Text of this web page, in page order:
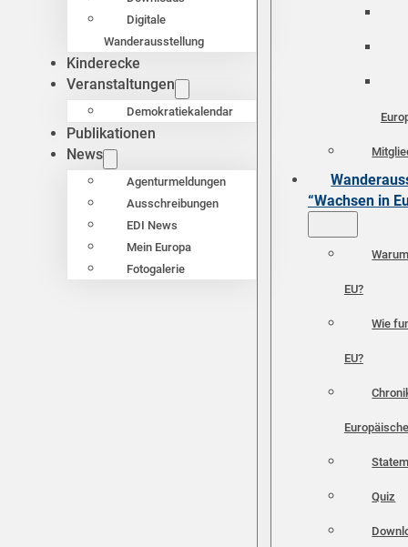
Digitale
Wanderausstellung
Kinderecke
Veranstaltungen
Demokratiekalendar
Publikationen
News
Agenturmeldungen
Ausschreibungen
EDI News
Mein Europa
Fotogalerie
“Wachsen in
EU?
Wie
EU?
Quiz